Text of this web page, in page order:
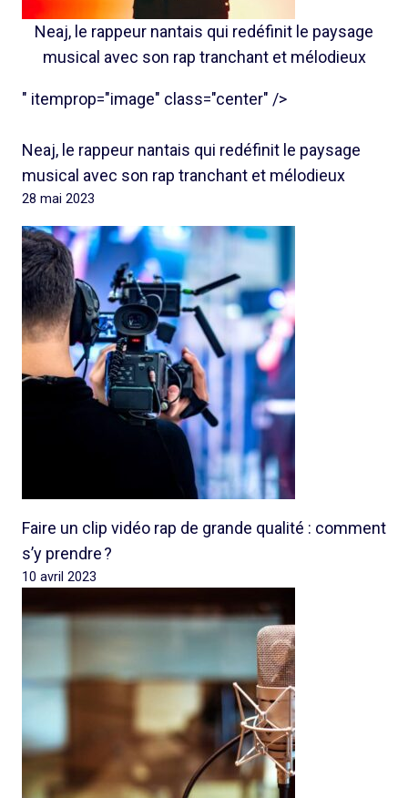
Neaj, le rappeur nantais qui redéfinit le paysage
musical avec son rap tranchant et mélodieux
" itemprop="image" class="center" />
Neaj, le rappeur nantais qui redéfinit le paysage
musical avec son rap tranchant et mélodieux
28 mai 2023
Faire un clip vidéo rap de grande qualité : comment
s’y prendre ?
10 avril 2023